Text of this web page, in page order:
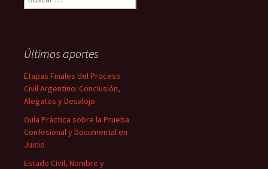
Últimos aportes
Etapas Finales del Proceso
Civil Argentino: Conclusión,
Alegatos y Desalojo
Guía Práctica sobre la Prueba
Confesional y Documental en
Juicio
Estado Civil, Nombre y